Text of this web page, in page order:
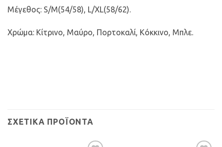
Μέγεθος: S/M(54/58), L/XL(58/62).
Χρώμα: Κίτρινο, Μαύρο, Πορτοκαλί, Κόκκινο, Μπλε.
ΣΧΕΤΙΚΆ ΠΡΟΪΌΝΤΑ